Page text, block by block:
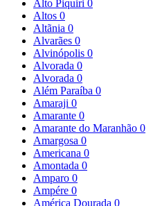
Alto Piquiri 0
Altos 0
Altãnia 0
Alvarães 0
Alvinópolis 0
Alvorada 0
Alvorada 0
Além Paraíba 0
Amaraji 0
Amarante 0
Amarante do Maranhão 0
Amargosa 0
Americana 0
Amontada 0
Amparo 0
Ampére 0
América Dourada 0